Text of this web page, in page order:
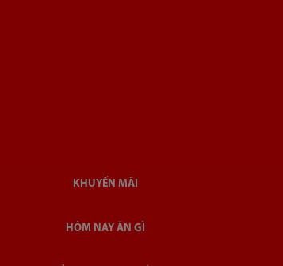
KHUYẾN MÃI
HÔM NAY ĂN GÌ